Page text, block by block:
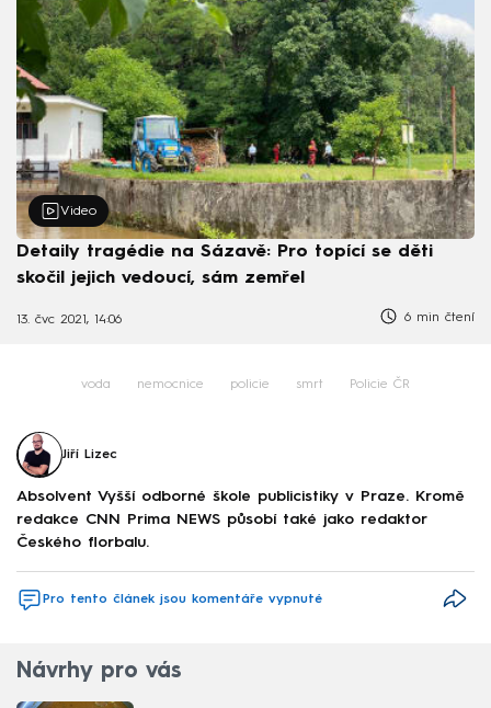
Video
Detaily tragédie na Sázavě: Pro topící se děti
skočil jejich vedoucí, sám zemřel
13. čvc 2021, 14:06 6 min čtení
voda nemocnice policie smrt Policie ČR
Jiří Lizec
Absolvent Vyšší odborné škole publicistiky v Praze. Kromě
redakce CNN Prima NEWS působí také jako redaktor
Českého florbalu.
Pro tento článek jsou komentáře vypnuté
Návrhy pro vás